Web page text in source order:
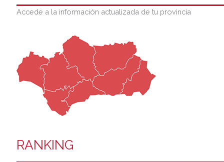
Accede a la información actualizada de tu provincia
RANKING